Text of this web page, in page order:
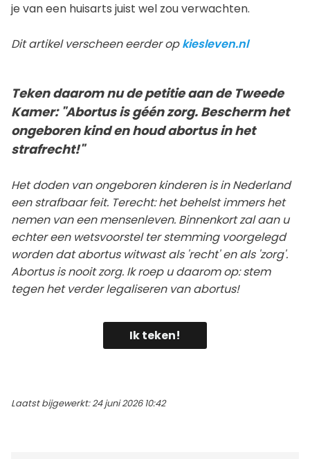
je van een huisarts juist wel zou verwachten.
Dit artikel verscheen eerder opkiesleven.nl
Teken daarom nu de petitie aan de Tweede
Kamer: "Abortus is géén zorg. Bescherm het
ongeboren kind en houd abortus in het
strafrecht!"
Het doden van ongeboren kinderen is in Nederland
een strafbaar feit. Terecht: het behelst immers het
nemen van een mensenleven. Binnenkort zal aan u
echter een wetsvoorstel ter stemming voorgelegd
worden dat abortus witwast als 'recht' en als 'zorg'.
Abortus is nooit zorg. Ik roep u daarom op: stem
tegen het verder legaliseren van abortus!
Ik teken!
Laatst bijgewerkt: 24 juni 2026 10:42